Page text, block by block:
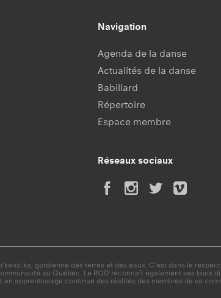
Navigation
Agenda de la danse
Actualités de la danse
Babillard
Répertoire
Espace membre
Réseaux sociaux
gardienne des terres et des eaux. C’est dans le
au Québec. Le RQD reconnaît également ses biais
en apprentissage continue des réalités des membres de sa